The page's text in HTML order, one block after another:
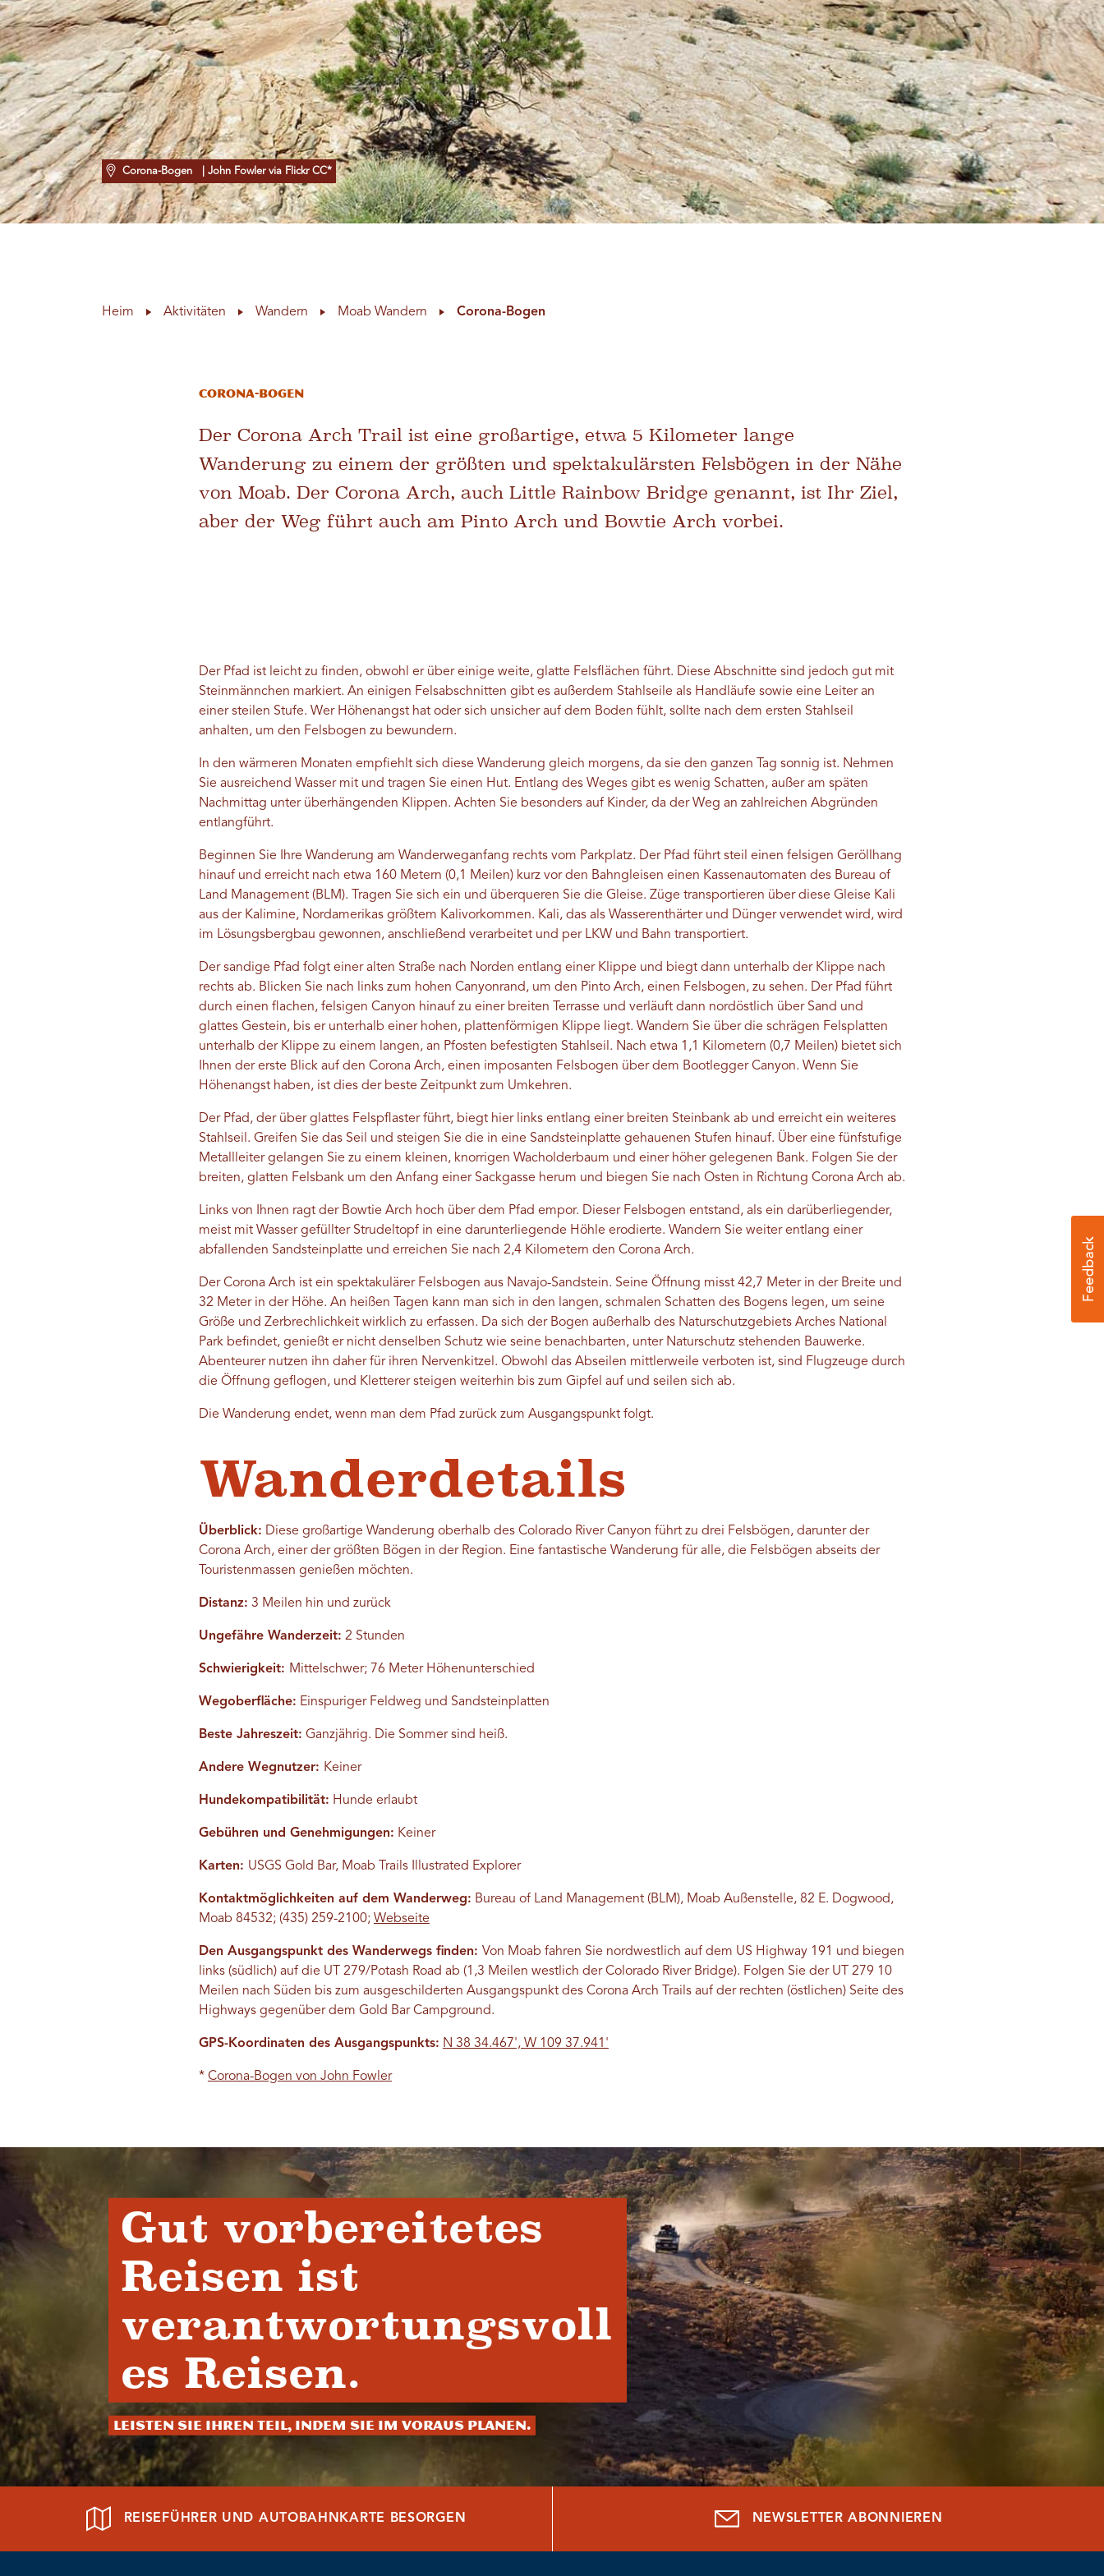
Corona-Bogen | John Fowler via Flickr CC*
Heim Aktivitäten Wandern Moab Wandern Corona-Bogen
Corona-Bogen
Der Corona Arch Trail ist eine großartige, etwa 5 Kilometer lange
Wanderung zu einem der größten und spektakulärsten Felsbögen in der Nähe
von Moab. Der Corona Arch, auch Little Rainbow Bridge genannt, ist Ihr Ziel,
aber der Weg führt auch am Pinto Arch und Bowtie Arch vorbei.
Der Pfad ist leicht zu finden, obwohl er über einige weite, glatte Felsflächen führt. Diese Abschnitte sind jedoch gut mit
Steinmännchen markiert. An einigen Felsabschnitten gibt es außerdem Stahlseile als Handläufe sowie eine Leiter an
einer steilen Stufe. Wer Höhenangst hat oder sich unsicher auf dem Boden fühlt, sollte nach dem ersten Stahlseil
anhalten, um den Felsbogen zu bewundern.
In den wärmeren Monaten empfiehlt sich diese Wanderung gleich morgens, da sie den ganzen Tag sonnig ist. Nehmen
Sie ausreichend Wasser mit und tragen Sie einen Hut. Entlang des Weges gibt es wenig Schatten, außer am späten
Nachmittag unter überhängenden Klippen. Achten Sie besonders auf Kinder, da der Weg an zahlreichen Abgründen
entlangführt.
Beginnen Sie Ihre Wanderung am Wanderweganfang rechts vom Parkplatz. Der Pfad führt steil einen felsigen Geröllhang
hinauf und erreicht nach etwa 160 Metern (0,1 Meilen) kurz vor den Bahngleisen einen Kassenautomaten des Bureau of
Land Management (BLM). Tragen Sie sich ein und überqueren Sie die Gleise. Züge transportieren über diese Gleise Kali
aus der Kalimine, Nordamerikas größtem Kalivorkommen. Kali, das als Wasserenthärter und Dünger verwendet wird, wird
im Lösungsbergbau gewonnen, anschließend verarbeitet und per LKW und Bahn transportiert.
Der sandige Pfad folgt einer alten Straße nach Norden entlang einer Klippe und biegt dann unterhalb der Klippe nach
rechts ab. Blicken Sie nach links zum hohen Canyonrand, um den Pinto Arch, einen Felsbogen, zu sehen. Der Pfad führt
durch einen flachen, felsigen Canyon hinauf zu einer breiten Terrasse und verläuft dann nordöstlich über Sand und
glattes Gestein, bis er unterhalb einer hohen, plattenförmigen Klippe liegt. Wandern Sie über die schrägen Felsplatten
unterhalb der Klippe zu einem langen, an Pfosten befestigten Stahlseil. Nach etwa 1,1 Kilometern (0,7 Meilen) bietet sich
Ihnen der erste Blick auf den Corona Arch, einen imposanten Felsbogen über dem Bootlegger Canyon. Wenn Sie
Höhenangst haben, ist dies der beste Zeitpunkt zum Umkehren.
Der Pfad, der über glattes Felspflaster führt, biegt hier links entlang einer breiten Steinbank ab und erreicht ein weiteres
Stahlseil. Greifen Sie das Seil und steigen Sie die in eine Sandsteinplatte gehauenen Stufen hinauf. Über eine fünfstufige
Metallleiter gelangen Sie zu einem kleinen, knorrigen Wacholderbaum und einer höher gelegenen Bank. Folgen Sie der
breiten, glatten Felsbank um den Anfang einer Sackgasse herum und biegen Sie nach Osten in Richtung Corona Arch ab.
Links von Ihnen ragt der Bowtie Arch hoch über dem Pfad empor. Dieser Felsbogen entstand, als ein darüberliegender,
meist mit Wasser gefüllter Strudeltopf in eine darunterliegende Höhle erodierte. Wandern Sie weiter entlang einer
abfallenden Sandsteinplatte und erreichen Sie nach 2,4 Kilometern den Corona Arch.
Der Corona Arch ist ein spektakulärer Felsbogen aus Navajo-Sandstein. Seine Öffnung misst 42,7 Meter in der Breite und
32 Meter in der Höhe. An heißen Tagen kann man sich in den langen, schmalen Schatten des Bogens legen, um seine
Größe und Zerbrechlichkeit wirklich zu erfassen. Da sich der Bogen außerhalb des Naturschutzgebiets Arches National
Park befindet, genießt er nicht denselben Schutz wie seine benachbarten, unter Naturschutz stehenden Bauwerke.
Abenteurer nutzen ihn daher für ihren Nervenkitzel. Obwohl das Abseilen mittlerweile verboten ist, sind Flugzeuge durch
die Öffnung geflogen, und Kletterer steigen weiterhin bis zum Gipfel auf und seilen sich ab.
Die Wanderung endet, wenn man dem Pfad zurück zum Ausgangspunkt folgt.
Wanderdetails
Überblick: Diese großartige Wanderung oberhalb des Colorado River Canyon führt zu drei Felsbögen, darunter der
Corona Arch, einer der größten Bögen in der Region. Eine fantastische Wanderung für alle, die Felsbögen abseits der
Touristenmassen genießen möchten.
Distanz: 3 Meilen hin und zurück
Ungefähre Wanderzeit: 2 Stunden
Schwierigkeit: Mittelschwer; 76 Meter Höhenunterschied
Wegoberfläche: Einspuriger Feldweg und Sandsteinplatten
Beste Jahreszeit: Ganzjährig. Die Sommer sind heiß.
Andere Wegnutzer: Keiner
Hundekompatibilität: Hunde erlaubt
Gebühren und Genehmigungen: Keiner
Karten: USGS Gold Bar, Moab Trails Illustrated Explorer
Kontaktmöglichkeiten auf dem Wanderweg: Bureau of Land Management (BLM), Moab Außenstelle, 82 E. Dogwood,
Moab 84532; (435) 259-2100; Webseite
Den Ausgangspunkt des Wanderwegs finden: Von Moab fahren Sie nordwestlich auf dem US Highway 191 und biegen
links (südlich) auf die UT 279/Potash Road ab (1,3 Meilen westlich der Colorado River Bridge). Folgen Sie der UT 279 10
Meilen nach Süden bis zum ausgeschilderten Ausgangspunkt des Corona Arch Trails auf der rechten (östlichen) Seite des
Highways gegenüber dem Gold Bar Campground.
GPS-Koordinaten des Ausgangspunkts: N 38 34.467', W 109 37.941'
* Corona-Bogen von John Fowler
Gut vorbereitetes
Reisen ist
verantwortungsvoll
es Reisen.
Leisten Sie Ihren Teil, indem Sie im Voraus planen.
REISEFÜHRER UND AUTOBAHNKARTE BESORGEN NEWSLETTER ABONNIEREN